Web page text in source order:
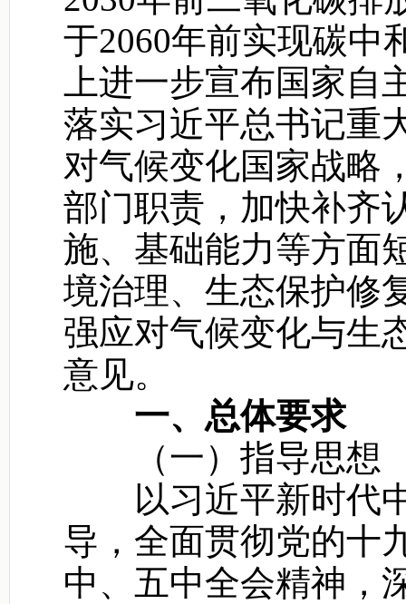
于2060年前实现碳中
上进一步宣布国家
落实习近平总书记重
对气候变化国家战略
部门职责，加快补齐
施、基础能力等方面
境治理、生态保护修
强应对气候变化与生
意见。
一、总体要求
（一）指导思想
以习近平新时代中
导，全面贯彻党的十
中、五中全会精神，